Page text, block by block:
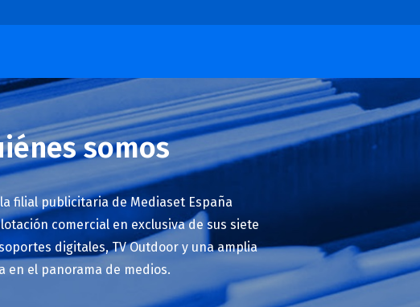
somos
filial publicitaria de Mediaset España
comercial en exclusiva de sus siete
digitales, TV Outdoor y una amplia
en el panorama de medios.